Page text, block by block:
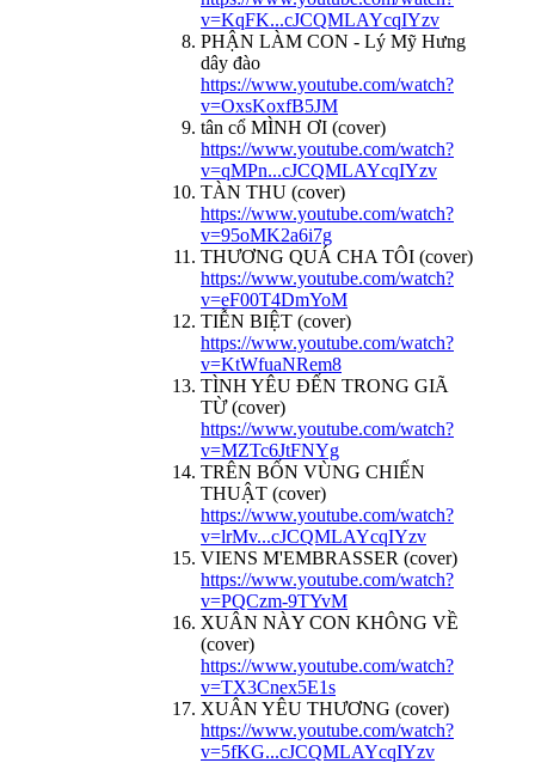
v=KqFK...cJCQMLAYcqIYzv
PHẬN LÀM CON - Lý Mỹ Hưng
dây đào
https://www.youtube.com/watch?
v=OxsKoxfB5JM
tân cổ MÌNH ƠI (cover)
https://www.youtube.com/watch?
v=qMPn...cJCQMLAYcqIYzv
TÀN THU (cover)
https://www.youtube.com/watch?
v=95oMK2a6i7g
THƯƠNG QUÁ CHA TÔI (cover)
https://www.youtube.com/watch?
v=eF00T4DmYoM
TIỄN BIỆT (cover)
https://www.youtube.com/watch?
v=KtWfuaNRem8
TÌNH YÊU ĐẾN TRONG GIÃ
TỪ (cover)
https://www.youtube.com/watch?
v=MZTc6JtFNYg
TRÊN BỐN VÙNG CHIẾN
THUẬT (cover)
https://www.youtube.com/watch?
v=lrMv...cJCQMLAYcqIYzv
VIENS M'EMBRASSER (cover)
https://www.youtube.com/watch?
v=PQCzm-9TYvM
XUÂN NÀY CON KHÔNG VỀ
(cover)
https://www.youtube.com/watch?
v=TX3Cnex5E1s
XUÂN YÊU THƯƠNG (cover)
https://www.youtube.com/watch?
v=5fKG...cJCQMLAYcqIYzv